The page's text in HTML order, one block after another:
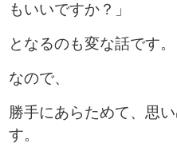
もいいですか？」
となるのも変な話です。
なので、
勝手にあらためて、思
す。